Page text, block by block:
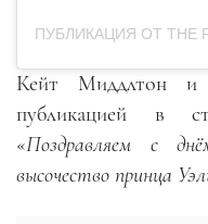
Кейт Миддлтон и
публикацией в
«Поздравляем с
высочество принца